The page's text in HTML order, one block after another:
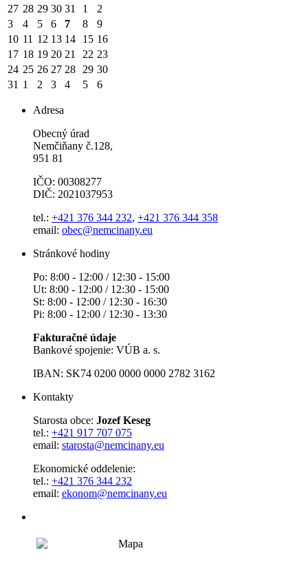
27 28 29 30 31 1
2
3
4 5 6 7 8
9
10 11 12 13 14 15 16
17 18 19 20 21 22 23
24 25 26 27 28 29 30
31 1 2 3 4 5 6
Adresa
Obecný úrad
Nemčiňany č.128,
951 81
IČO: 00308277
DIČ: 2021037953
tel.: +421 376 344 232, +421 376 344 358
email: obec@nemcinany.eu
Stránkové hodiny
Po: 8:00 - 12:00 / 12:30 - 15:00
Ut: 8:00 - 12:00 / 12:30 - 15:00
St: 8:00 - 12:00 / 12:30 - 16:30
Pi: 8:00 - 12:00 / 12:30 - 13:30
Fakturačné údaje
Bankové spojenie: VÚB a. s.
IBAN: SK74 0200 0000 0000 2782 3162
Kontakty
Starosta obce: Jozef Keseg
tel.: +421 917 707 075
email: starosta@nemcinany.eu
Ekonomické oddelenie:
tel.: +421 376 344 232
email: ekonom@nemcinany.eu